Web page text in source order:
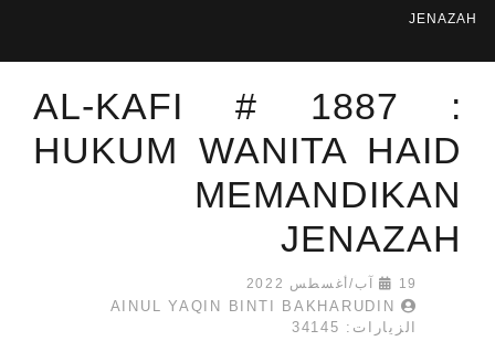
JENAZAH
AL-KAFI # 1887 :
HUKUM WANITA HAID
MEMANDIKAN
JENAZAH
19 آب/أغسطس 2022
AINUL YAQIN BINTI BAKHARUDIN
الزيارات: 34145